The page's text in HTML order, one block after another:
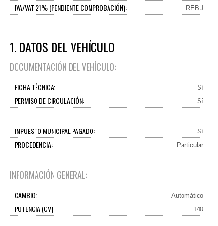
IVA/VAT 21% (PENDIENTE COMPROBACIÓN): REBU
1. DATOS DEL VEHÍCULO
DOCUMENTACIÓN DEL VEHÍCULO:
FICHA TÉCNICA: Sí
PERMISO DE CIRCULACIÓN: Sí
IMPUESTO MUNICIPAL PAGADO: Sí
PROCEDENCIA: Particular
INFORMACIÓN GENERAL:
CAMBIO: Automático
POTENCIA (CV): 140